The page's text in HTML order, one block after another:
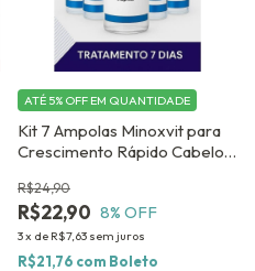
Kit 7 Ampolas Minoxvit para
Crescimento Rápido Cabelo e
Premium 3 ml
R$22,90
R$24,90
8% OFF
3x de R$7,63 sem juros
ATÉ 5% OFF EM QUANTIDADE
R$21,76 com Boleto